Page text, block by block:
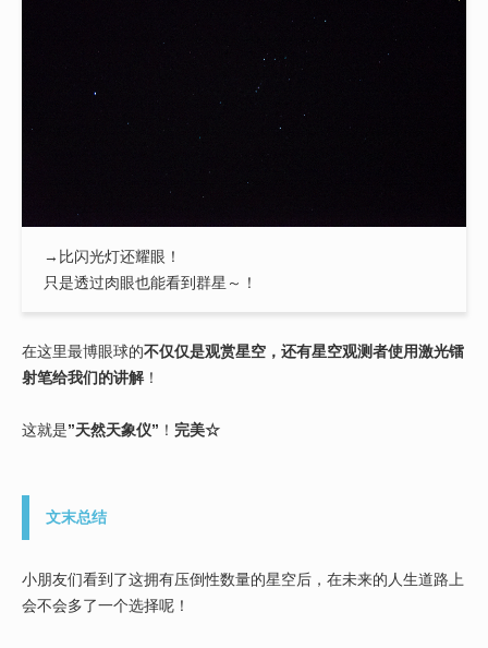
→比闪光灯还耀眼！
只是透过肉眼也能看到群星～！
在这里最博眼球的不仅仅是观赏星空，还有星空观测者使用激光镭
射笔给我们的讲解！
这就是”天然天象仪” ！ 完美☆
文末总结
小朋友们看到了这拥有压倒性数量的星空后，在未来的人生道路上
会不会多了一个选择呢！